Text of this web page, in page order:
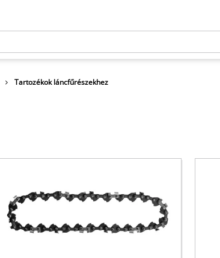
Tartozékok láncfűrészekhez